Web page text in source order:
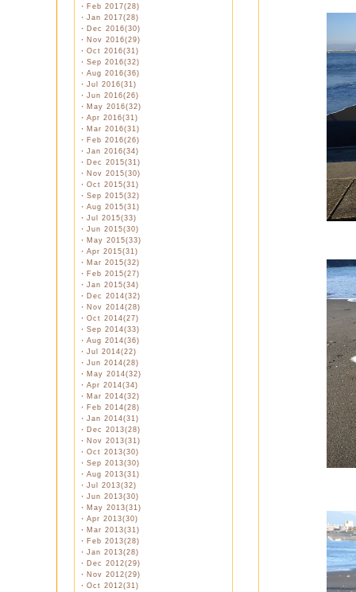
・ Feb 2017(28)
・ Jan 2017(28)
・ Dec 2016(30)
・ Nov 2016(29)
・ Oct 2016(31)
・ Sep 2016(32)
・ Aug 2016(36)
・ Jul 2016(31)
・ Jun 2016(26)
・ May 2016(32)
・ Apr 2016(31)
・ Mar 2016(31)
・ Feb 2016(26)
・ Jan 2016(34)
・ Dec 2015(31)
・ Nov 2015(30)
・ Oct 2015(31)
・ Sep 2015(32)
・ Aug 2015(31)
・ Jul 2015(33)
・ Jun 2015(30)
・ May 2015(33)
・ Apr 2015(31)
・ Mar 2015(32)
・ Feb 2015(27)
・ Jan 2015(34)
・ Dec 2014(32)
・ Nov 2014(28)
・ Oct 2014(27)
・ Sep 2014(33)
・ Aug 2014(36)
・ Jul 2014(22)
・ Jun 2014(28)
・ May 2014(32)
・ Apr 2014(34)
・ Mar 2014(32)
・ Feb 2014(28)
・ Jan 2014(31)
・ Dec 2013(28)
・ Nov 2013(31)
・ Oct 2013(30)
・ Sep 2013(30)
・ Aug 2013(31)
・ Jul 2013(32)
・ Jun 2013(30)
・ May 2013(31)
・ Apr 2013(30)
・ Mar 2013(31)
・ Feb 2013(28)
・ Jan 2013(28)
・ Dec 2012(29)
・ Nov 2012(29)
・ Oct 2012(31)